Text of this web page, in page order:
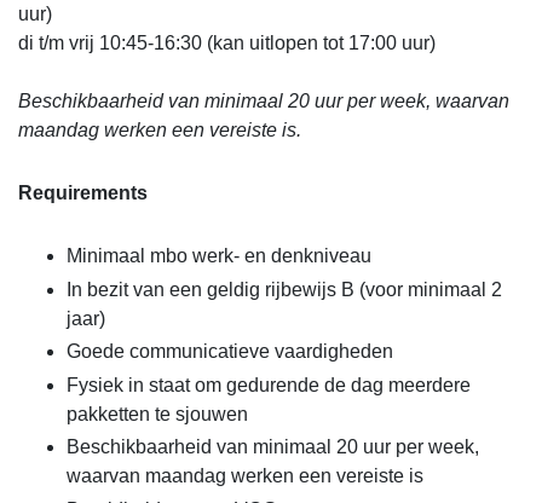
uur)
di t/m vrij 10:45-16:30 (kan uitlopen tot 17:00 uur)
Beschikbaarheid van minimaal 20 uur per week, waarvan
maandag werken een vereiste is.
Requirements
Minimaal mbo werk- en denkniveau
In bezit van een geldig rijbewijs B (voor minimaal 2
jaar)
Goede communicatieve vaardigheden
Fysiek in staat om gedurende de dag meerdere
pakketten te sjouwen
Beschikbaarheid van minimaal 20 uur per week,
waarvan maandag werken een vereiste is